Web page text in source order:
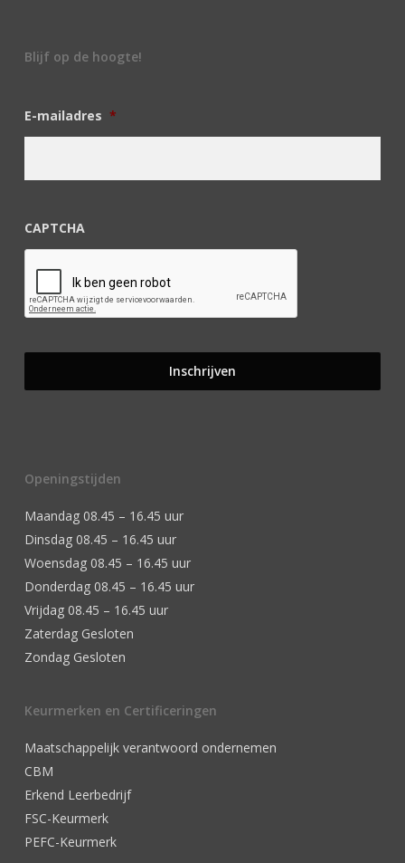
Blijf op de hoogte!
E-mailadres *
CAPTCHA
Openingstijden
Maandag 08.45 – 16.45 uur
Dinsdag 08.45 – 16.45 uur
Woensdag 08.45 – 16.45 uur
Donderdag 08.45 – 16.45 uur
Vrijdag 08.45 – 16.45 uur
Zaterdag Gesloten
Zondag Gesloten
Keurmerken en Certificeringen
Maatschappelijk verantwoord ondernemen
CBM
Erkend Leerbedrijf
FSC-Keurmerk
PEFC-Keurmerk